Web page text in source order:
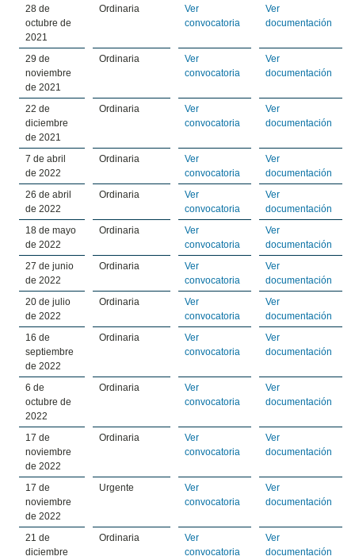
28 de
octubre de
2021
Ordinaria
Ver
convocatoria
Ver
documentación
29 de
noviembre
de 2021
Ordinaria
Ver
convocatoria
Ver
documentación
22 de
diciembre
de 2021
Ordinaria
Ver
convocatoria
Ver
documentación
7 de abril
de 2022
Ordinaria
Ver
convocatoria
Ver
documentación
26 de abril
de 2022
Ordinaria
Ver
convocatoria
Ver
documentación
18 de mayo
de 2022
Ordinaria
Ver
convocatoria
Ver
documentación
27 de junio
de 2022
Ordinaria
Ver
convocatoria
Ver
documentación
20 de julio
de 2022
Ordinaria
Ver
convocatoria
Ver
documentación
16 de
septiembre
de 2022
Ordinaria
Ver
convocatoria
Ver
documentación
6 de
octubre de
2022
Ordinaria
Ver
convocatoria
Ver
documentación
17 de
noviembre
de 2022
Ordinaria
Ver
convocatoria
Ver
documentación
17 de
noviembre
de 2022
Urgente
Ver
convocatoria
Ver
documentación
21 de
diciembre
Ordinaria
Ver
convocatoria
Ver
documentación